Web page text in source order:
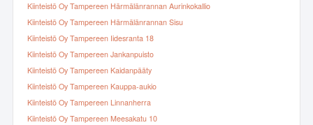
Kiinteistö Oy Tampereen Härmälänrannan Aurinkokallio
Kiinteistö Oy Tampereen Härmälänrannan Sisu
Kiinteistö Oy Tampereen Iidesranta 18
Kiinteistö Oy Tampereen Jankanpuisto
Kiinteistö Oy Tampereen Kaidanpääty
Kiinteistö Oy Tampereen Kauppa-aukio
Kiinteistö Oy Tampereen Linnanherra
Kiinteistö Oy Tampereen Meesakatu 10